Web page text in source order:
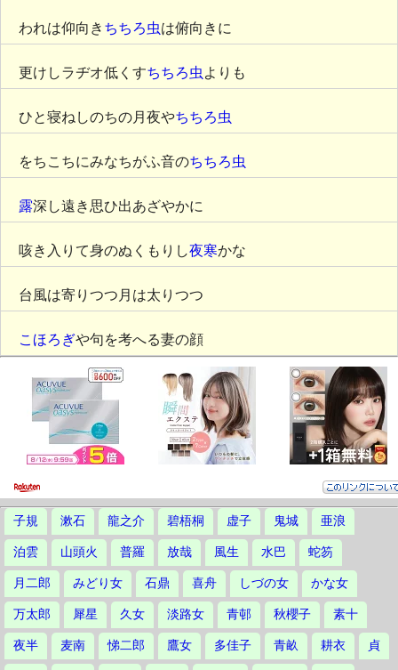
われは仰向き ちちろ虫は俯向きに
更けしラヂオ低くすちちろ虫 よりも
ひと寝ねしのちの月夜やちちろ虫
をちこちにみなちがふ音のちちろ虫
露深し遠き思ひ出あざやかに
咳き入りて身のぬくもりし夜寒かな
台風は寄りつつ月は太りつつ
こほろぎや句を考へる妻の顔
子規 漱石 龍之介 碧梧桐 虚子 鬼城 亜浪
泊雲 山頭火 普羅 放哉 風生 水巴 蛇笏
月二郎 みどり女 石鼎 喜舟 しづの女 かな女
万太郎 犀星 久女 淡路女 青邨 秋櫻子 素十
夜半 麦南 悌二郎 鷹女 多佳子 青畝 耕衣 貞